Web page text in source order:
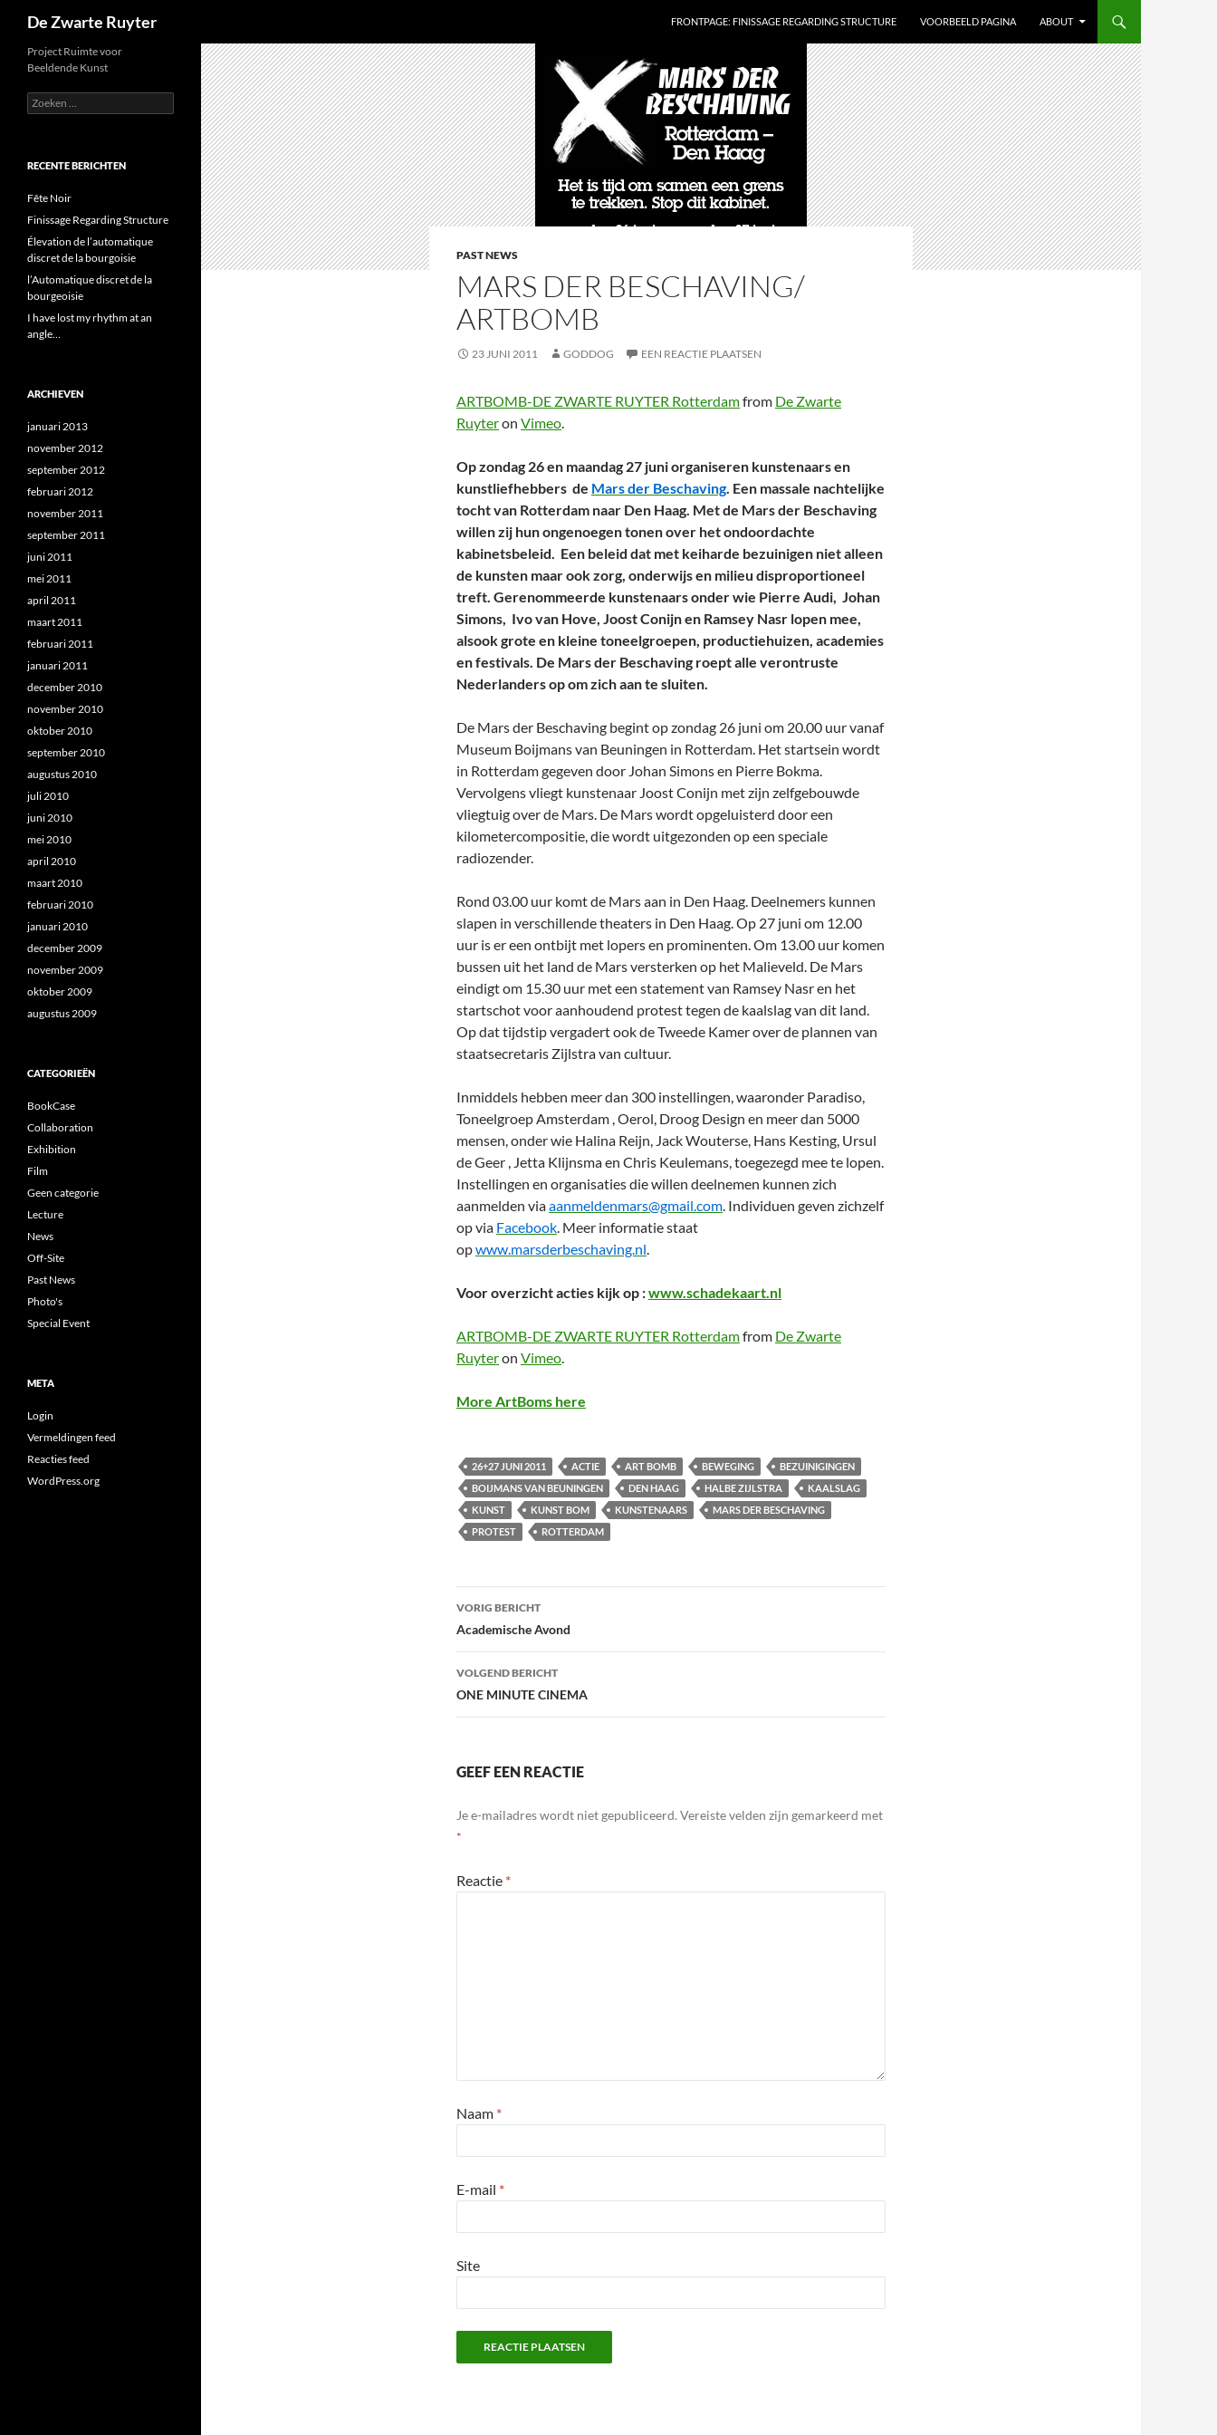
inhoud
De Zwarte Ruyter FRONTPAGE: FINISSAGE REGARDING STRUCTURE VOORBEELD PAGINA ABOUT
PAST NEWS
MARS DER BESCHAVING/
ARTBOMB
23 JUNI 2011 GODDOG EEN REACTIE PLAATSEN
ARTBOMB-DE ZWARTE RUYTER Rotterdamfrom De Zwarte
Ruyteron Vimeo.
Op zondag 26 en maandag 27 juni organiseren kunstenaars en
kunstliefhebbers de Mars der Beschaving. Een massale nachtelijke
tocht van Rotterdam naar Den Haag. Met de Mars der Beschaving
willen zij hun ongenoegen tonen over het ondoordachte
kabinetsbeleid. Een beleid dat met keiharde bezuinigen niet alleen
de kunsten maar ook zorg, onderwijs en milieu disproportioneel
treft. Gerenommeerde kunstenaars onder wie Pierre Audi, Johan
Simons, Ivo van Hove, Joost Conijn en Ramsey Nasr lopen mee,
alsook grote en kleine toneelgroepen, productiehuizen, academies
en festivals. De Mars der Beschaving roept alle verontruste
Nederlanders op om zich aan te sluiten.
De Mars der Beschaving begint op zondag 26 juni om 20.00 uur vanaf
Museum Boijmans van Beuningen in Rotterdam. Het startsein wordt
in Rotterdam gegeven door Johan Simons en Pierre Bokma.
Vervolgens vliegt kunstenaar Joost Conijn met zijn zelfgebouwde
vliegtuig over de Mars. De Mars wordt opgeluisterd door een
kilometercompositie, die wordt uitgezonden op een speciale
radiozender.
Rond 03.00 uur komt de Mars aan in Den Haag. Deelnemers kunnen
slapen in verschillende theaters in Den Haag. Op 27 juni om 12.00
uur is er een ontbijt met lopers en prominenten. Om 13.00 uur komen
bussen uit het land de Mars versterken op het Malieveld. De Mars
eindigt om 15.30 uur met een statement van Ramsey Nasr en het
startschot voor aanhoudend protest tegen de kaalslag van dit land.
Op dat tijdstip vergadert ook de Tweede Kamer over de plannen van
staatsecretaris Zijlstra van cultuur.
Inmiddels hebben meer dan 300 instellingen, waaronder Paradiso,
Toneelgroep Amsterdam , Oerol, Droog Design en meer dan 5000
mensen, onder wie Halina Reijn, Jack Wouterse, Hans Kesting, Ursul
de Geer , Jetta Klijnsma en Chris Keulemans, toegezegd mee te lopen.
Instellingen en organisaties die willen deelnemen kunnen zich
aanmelden viaaanmeldenmars@gmail.com. Individuen geven zichzelf
op via Facebook. Meer informatie staat
opwww.marsderbeschaving.nl.
Voor overzicht acties kijk op :www.schadekaart.nl
ARTBOMB-DE ZWARTE RUYTER Rotterdamfrom De Zwarte
Ruyteron Vimeo.
More ArtBoms here
26+27 JUNI 2011 ACTIE ART BOMB BEWEGING
BEZUINIGINGEN
BOIJMANS VAN BEUNINGEN
DEN HAAG HALBE ZIJLSTRA
KAALSLAG
KUNST
KUNST BOM KUNSTENAARS
MARS DER BESCHAVING
PROTEST
ROTTERDAM
Bericht
navigatie
VORIG BERICHT
Academische Avond
VOLGEND BERICHT
ONE MINUTE CINEMA
GEEF EEN REACTIE
Je e-mailadres wordt niet gepubliceerd. Vereiste velden zijn gemarkeerd met
*
Reactie *
Naam *
E-mail *
Site
Project Ruimte voor
Beeldende Kunst
Zoeken
naar:
RECENTE BERICHTEN
Fête Noir
Finissage Regarding Structure
Élevation de l’automatique
discret de la bourgoisie
l’Automatique discret de la
bourgeoisie
I have lost my rhythm at an
angle…
ARCHIEVEN
januari 2013
november 2012
september 2012
februari 2012
november 2011
september 2011
juni 2011
mei 2011
april 2011
maart 2011
februari 2011
januari 2011
december 2010
november 2010
oktober 2010
september 2010
augustus 2010
juli 2010
juni 2010
mei 2010
april 2010
maart 2010
februari 2010
januari 2010
december 2009
november 2009
oktober 2009
augustus 2009
CATEGORIEËN
BookCase
Collaboration
Exhibition
Film
Geen categorie
Lecture
News
Off-Site
Past News
Photo's
Special Event
META
Login
Vermeldingen feed
Reacties feed
WordPress.org